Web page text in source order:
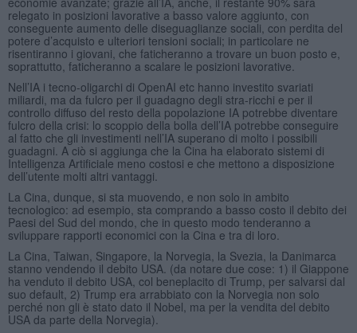
relegato in posizioni lavorative a basso valore aggiunto, con
conseguente aumento delle diseguaglianze sociali, con perdita del
potere d’acquisto e ulteriori tensioni sociali; in particolare ne
risentiranno i giovani, che faticheranno a trovare un buon posto e,
soprattutto, faticheranno a scalare le posizioni lavorative.
Nell’IA i tecno-oligarchi di OpenAI etc hanno investito svariati
miliardi, ma da fulcro per il guadagno degli stra-ricchi e per il
controllo diffuso del resto della popolazione IA potrebbe diventare
fulcro della crisi: lo scoppio della bolla dell’IA potrebbe conseguire
al fatto che gli investimenti nell’IA superano di molto i possibili
guadagni. A ciò si aggiunga che la Cina ha elaborato sistemi di
Intelligenza Artificiale meno costosi e che mettono a disposizione
dell’utente molti altri vantaggi.
La Cina, dunque, si sta muovendo, e non solo in ambito
tecnologico: ad esempio, sta comprando a basso costo il debito dei
Paesi del Sud del mondo, che in questo modo tenderanno a
sviluppare rapporti economici con la Cina e tra di loro.
La Cina, Taiwan, Singapore, la Norvegia, la Svezia, la Danimarca
stanno vendendo il debito USA. (da notare due cose: 1) il Giappone
ha venduto il debito USA, col beneplacito di Trump, per salvarsi dal
suo default, 2) Trump era arrabbiato con la Norvegia non solo
perché non gli è stato dato il Nobel, ma per la vendita del debito
USA da parte della Norvegia).